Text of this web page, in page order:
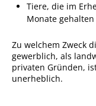
Tiere, die im
Monate
Zu welchem Zweck
gewerblich, als
privaten Gründen,
unerheblich.